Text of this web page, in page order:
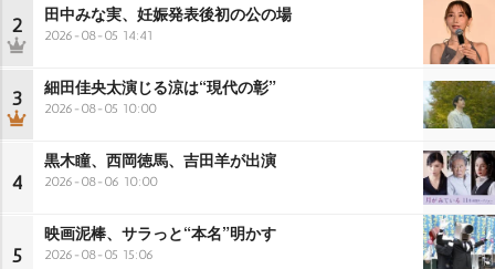
2 田中みな実、妊娠発表後初の公の場
2026-08-05 14:41
3 細田佳央太演じる涼は“現代の彰”
2026-08-05 10:00
4
黒木瞳、西岡徳馬、吉田羊が出演
2026-08-06 10:00
5
映画泥棒、サラっと“本名”明かす
2026-08-05 15:06